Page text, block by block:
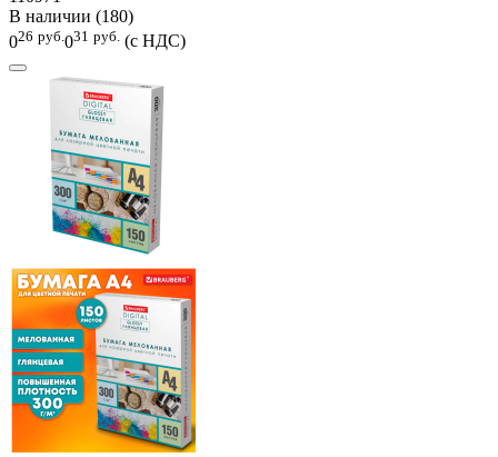
В наличии (180)
026 руб. 031 руб. (с НДС)